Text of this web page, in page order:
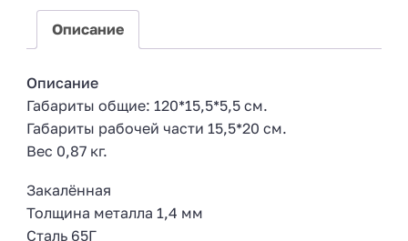
Описание
Описание
Габариты общие: 120*15,5*5,5 см.
Габариты рабочей части 15,5*20 см.
Вес 0,87 кг.
Закалённая
Толщина металла 1,4 мм
Сталь 65Г